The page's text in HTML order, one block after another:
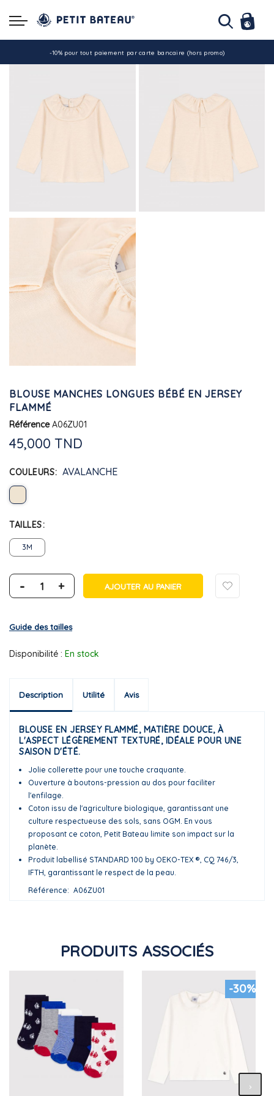
La livraison est assurée partout en Tunisie !
-10% pour tout paiement par carte bancaire (hors promo)
BLOUSE MANCHES LONGUES BÉBÉ EN JERSEY
FLAMMÉ
Référence A06ZU01
45,000 TND
COULEURS AVALANCHE
TAILLES
3M
- + AJOUTER AU PANIER
Guide des tailles
Disponibilité : En stock
Description Utilité Avis
BLOUSE EN JERSEY FLAMMÉ, MATIÈRE DOUCE, À
L'ASPECT LÉGÈREMENT TEXTURÉ, IDÉALE POUR UNE
SAISON D'ÉTÉ.
Jolie collerette pour une touche craquante.
Ouverture à boutons-pression au dos pour faciliter
l'enfilage.
Coton issu de l'agriculture biologique, garantissant une
culture respectueuse des sols, sans OGM. En vous
proposant ce coton, Petit Bateau limite son impact sur la
planète.
Produit labellisé STANDARD 100 by OEKO-TEX ®, CQ 746/3,
IFTH, garantissant le respect de la peau.
Référence
A06ZU01
PRODUITS ASSOCIÉS
-30%